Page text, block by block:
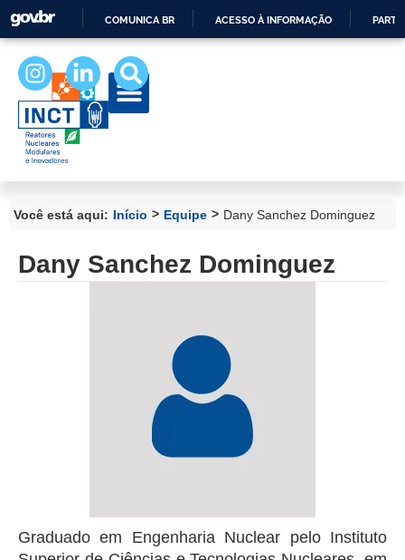
COMUNICA BR ACESSO À INFORMAÇÃO
Você está aqui: Início > Equipe > Dany Sanchez Dominguez
Dany Sanchez Dominguez
Graduado em Engenharia Nuclear pelo Instituto